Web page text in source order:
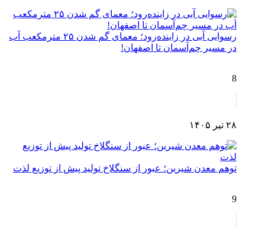
رسوایی آبی در زاینده‌رود؛ معمای گم شدن ۲۵ مترمکعب آب
در مسیر چم‌آسمان تا اصفهان!
8
۲۸ تیر ۱۴۰۵
توهم معدن شیرین؛ عبور از سنگلاخ تولید پیش از توزیع لذت
9